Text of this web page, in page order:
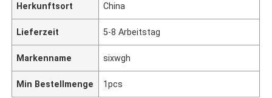
Herkunftsort China
Lieferzeit 5-8 Arbeitstag
Markenname sixwgh
Min Bestellmenge 1pcs